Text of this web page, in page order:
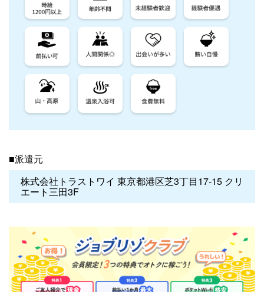
■派遣元
株式会社トラストワイ 東京都港区芝3丁目17-15 クリ
エート三田3F